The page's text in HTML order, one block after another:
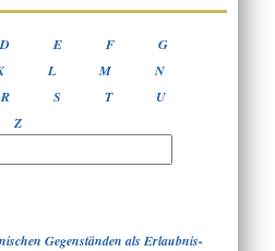
D E F
G
L M
N
R S T
U
Z
Gegenständen als Erlaubnis-